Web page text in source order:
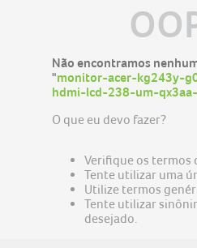
aspire 5
predator
nitro v15
acer nitro v15
notebook gamer acer nitro v15
Não encontramos
"monitor-acer-kg243y-
hdmi-lcd-238-um-
O que eu devo fazer?
Verifique os termos
Tente utilizar uma
Utilize termos
Tente utilizar
desejado.